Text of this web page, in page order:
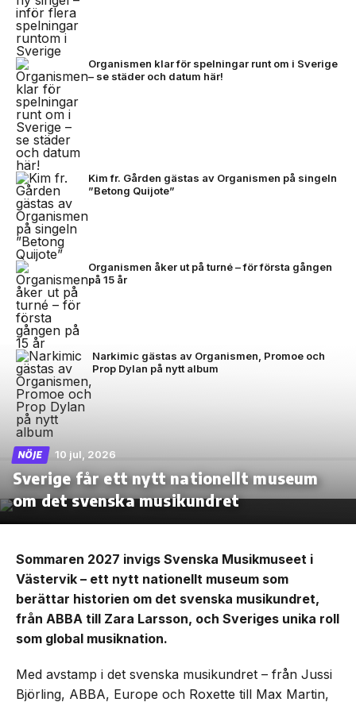
Organismen klar för spelningar runt om i Sverige
– se städer och datum här!
Kim fr. Gården gästas av Organismen på singeln
”Betong Quijote”
Organismen åker ut på turné – för första gången
på 15 år
Narkimic gästas av Organismen, Promoe och
Prop Dylan på nytt album
NÖJE 10 jul, 2026
Sverige får ett nytt nationellt museum
om det svenska musikundret
Sommaren 2027 invigs Svenska Musikmuseet i
Västervik – ett nytt nationellt museum som
berättar historien om det svenska musikundret,
från ABBA till Zara Larsson, och Sveriges unika roll
som global musiknation.
Med avstamp i det svenska musikundret – från Jussi
Björling, ABBA, Europe och Roxette till Max Martin,